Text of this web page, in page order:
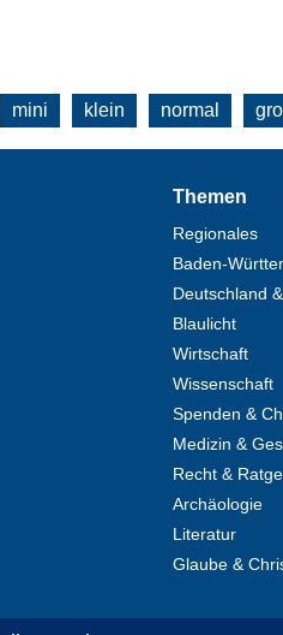
mini klein normal
Themen
Regionales
Baden-
Deutschland
Blaulicht
Wirtschaft
Wissenschaft
Spenden &
Medizin &
Recht &
Archäologie
Literatur
Glaube &